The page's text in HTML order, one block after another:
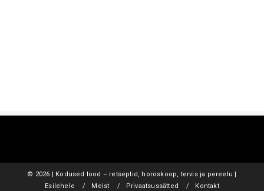
© 2026 | Kodused lood – retseptid, horoskoop, tervis ja pereelu |
Esilehele
Meist Privaatsussätted Kontakt